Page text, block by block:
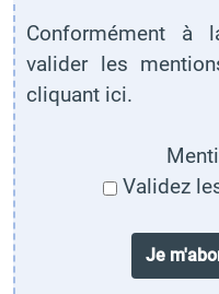
Conformément à
valider
les
cliquant ici.
Validez